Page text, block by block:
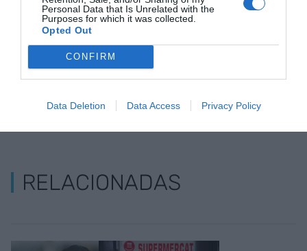
Personal Data that Is Unrelated with the
Purposes for which it was collected.
Opted Out
CONFIRM
Data Deletion Data Access Privacy Policy
Mantente informado con las últimas noticias de
actualidad
ACTIVAR AHORA
RELACIONADAS